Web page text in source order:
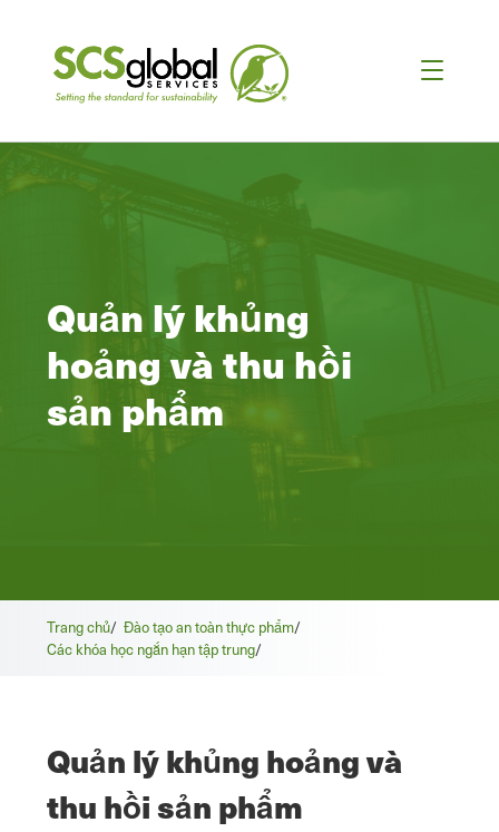
Quản lý khủng
hoảng và thu hồi
sản phẩm
Trang chủ/ Đào tạo an toàn thực phẩm/
Các khóa học ngắn hạn tập trung/
Quản lý khủng hoảng và
thu hồi sản phẩm